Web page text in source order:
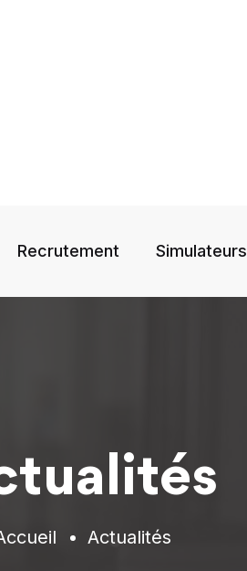
Recrutement Simulateurs
Actualités